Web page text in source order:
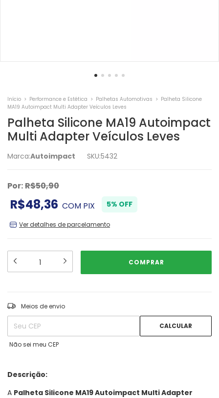
Início > Performance e Estética > Palhetas Automotivas > Palheta Silicone
MA19 Autoimpact Multi Adapter Veículos Leves
Palheta Silicone MA19 Autoimpact
Multi Adapter Veículos Leves
Marca:Autoimpact SKU:5432
Por:R$50,90
R$48,36 COM PIX 5% OFF
Ver detalhes de parcelamento
Entregas para o CEP:
Meios de envio
CALCULAR
Não sei meu CEP
Descrição:
A Palheta Silicone MA19 Autoimpact Multi Adapter